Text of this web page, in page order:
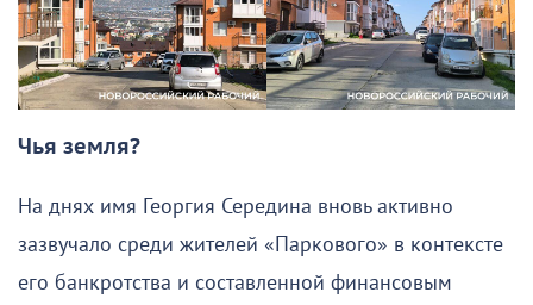
Чья земля?
На днях имя Георгия Середина вновь активно
зазвучало среди жителей «Паркового» в контексте
его банкротства и составленной финансовым